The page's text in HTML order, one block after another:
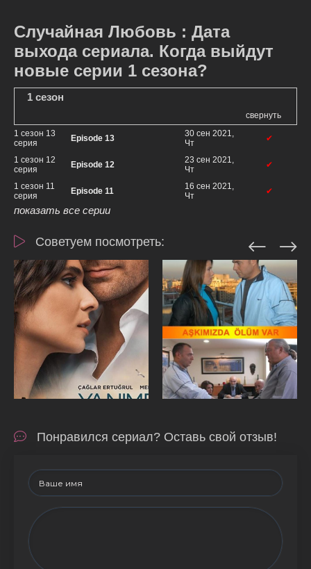
Случайная Любовь : Дата
выхода сериала. Когда выйдут
новые серии 1 сезона?
1 сезон
свернуть
1 сезон 13
серия
Episode 13
30 сен 2021,
Чт
✔
1 сезон 12
серия
Episode 12
23 сен 2021,
Чт
✔
1 сезон 11
серия
Episode 11
16 сен 2021,
Чт
✔
показать все серии
Советуем посмотреть:
Понравился сериал? Оставь свой отзыв!